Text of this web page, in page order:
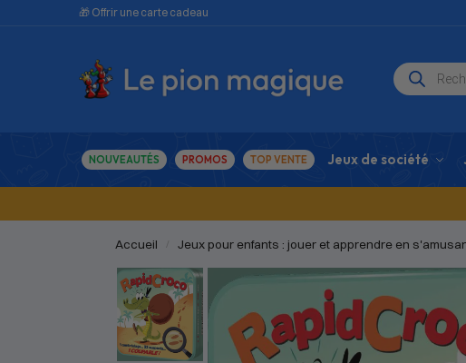
🎁 Offrir une carte cadeau
NOUVEAUTÉS PROMOS TOP VENTE Jeux de société
Accueil Jeux pour enfants : jouer et apprendre en